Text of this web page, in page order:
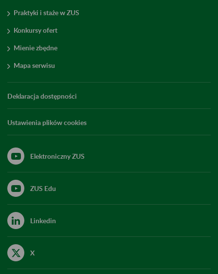
Praktyki i staże w ZUS
Konkursy ofert
Mienie zbędne
Mapa serwisu
Deklaracja dostępności
Ustawienia plików cookies
Elektroniczny ZUS
ZUS Edu
Linkedin
X